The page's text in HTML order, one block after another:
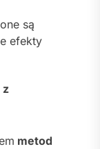
są
efekty
z
metod